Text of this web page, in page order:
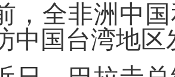
，全非洲中
中国台湾地